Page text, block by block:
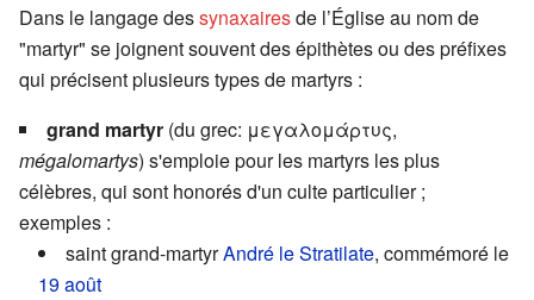
Dans le langage dessynaxairesde l’Église au nom de
"martyr" se joignent souvent des épithètes ou des préfixes
qui précisent plusieurs types de martyrs :
grand martyr (du grec: μεγαλομάρτυς,
mégalomartys) s'emploie pour les martyrs les plus
célèbres, qui sont honorés d'un culte particulier ;
exemples :
saint grand-martyrAndré le Stratilate, commémoré le
19 août